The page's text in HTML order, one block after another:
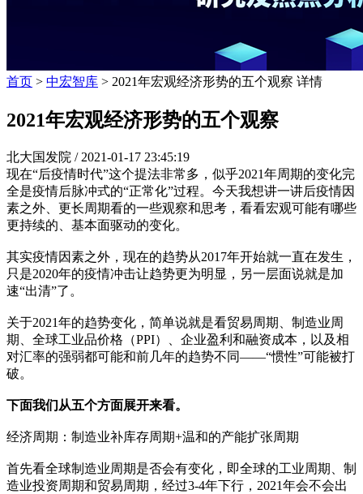
首页 > 中宏智库 > 2021年宏观经济形势的五个观察 详情
2021年宏观经济形势的五个观察
北大国发院 / 2021-01-17 23:45:19
现在“后疫情时代”这个提法非常多，似乎2021年周期的变化完
全是疫情后脉冲式的“正常化”过程。今天我想讲一讲后疫情因
素之外、更长周期看的一些观察和思考，看看宏观可能有哪些
更持续的、基本面驱动的变化。
其实疫情因素之外，现在的趋势从2017年开始就一直在发生，
只是2020年的疫情冲击让趋势更为明显，另一层面说就是加
速“出清”了。
关于2021年的趋势变化，简单说就是看贸易周期、制造业周
期、全球工业品价格（PPI）、企业盈利和融资成本，以及相
对汇率的强弱都可能和前几年的趋势不同——“惯性”可能被打
破。
下面我们从五个方面展开来看。
经济周期：制造业补库存周期+温和的产能扩张周期
首先看全球制造业周期是否会有变化，即全球的工业周期、制
造业投资周期和贸易周期，经过3-4年下行，2021年会不会出